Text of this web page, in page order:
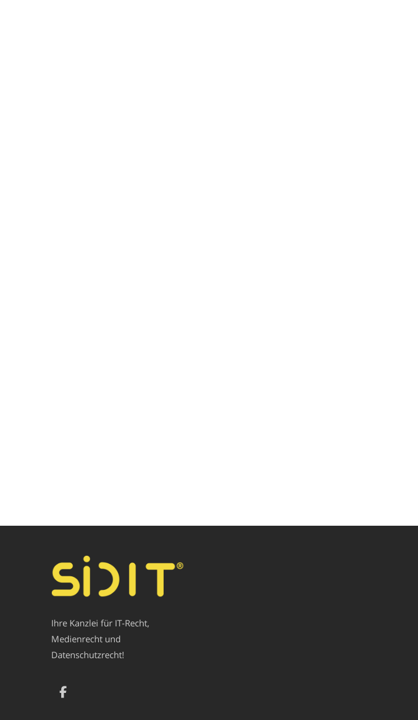
Ihre Kanzlei für IT-Recht,
Medienrecht und
Datenschutzrecht!